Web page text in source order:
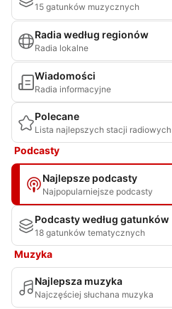
15 gatunków muzycznych
Radia według regionów
Radia lokalne
Wiadomości
Radia informacyjne
Polecane
Lista najlepszych stacji radiowych
Podcasty
Najlepsze podcasty
Najpopularniejsze podcasty
Podcasty według gatunków
18 gatunków tematycznych
Muzyka
Najlepsza muzyka
Najczęściej słuchana muzyka